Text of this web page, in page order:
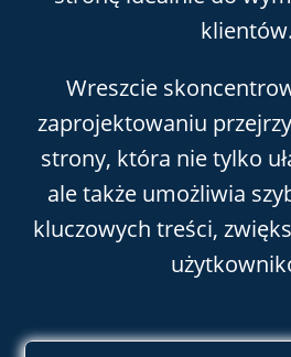
klientów.
Wreszcie
zaprojektowaniu
strony, która nie tylko
ale także umożliwia
kluczowych treści,